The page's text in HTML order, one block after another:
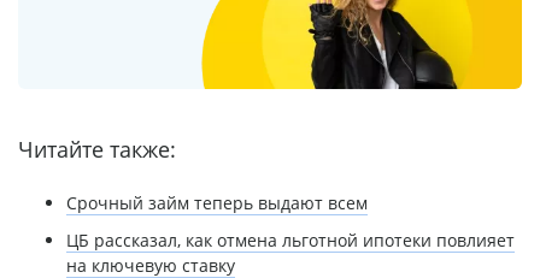
Читайте также:
Срочный займ теперь выдают всем
ЦБ рассказал, как отмена льготной ипотеки повлияет
на ключевую ставку